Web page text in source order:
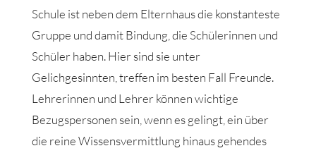
Schule ist neben dem Elternhaus die konstanteste
Gruppe und damit Bindung, die Schülerinnen und
Schüler haben. Hier sind sie unter
Gelichgesinnten, treffen im besten Fall Freunde.
Lehrerinnen und Lehrer können wichtige
Bezugspersonen sein, wenn es gelingt, ein über
die reine Wissensvermittlung hinaus gehendes